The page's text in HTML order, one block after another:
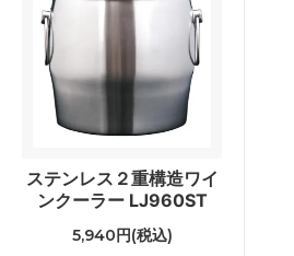
ステンレス２重構造ワイ
ンクーラー LJ960ST
5,940円(税込)